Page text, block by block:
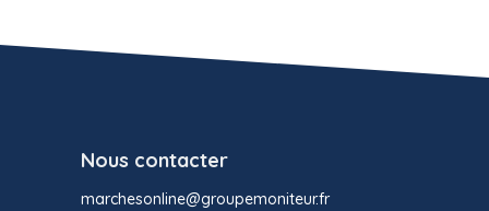
Nous contacter
marchesonline@groupemoniteur.fr